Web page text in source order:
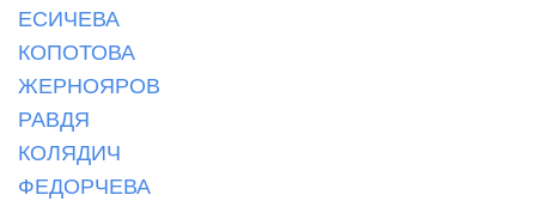
ЕСИЧЕВА
КОПОТОВА
ЖЕРНОЯРОВ
РАВДЯ
КОЛЯДИЧ
ФЕДОРЧЕВА